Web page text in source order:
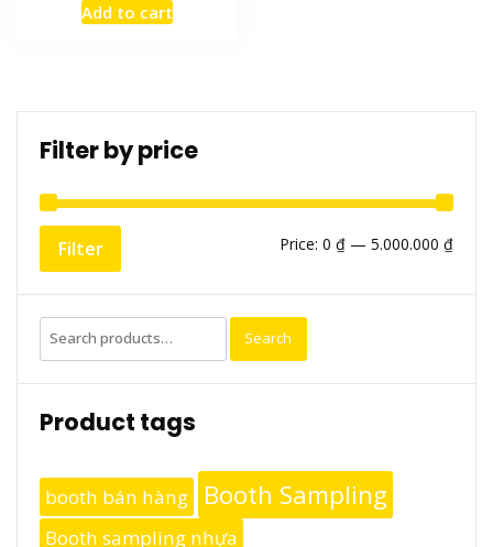
Add to cart
Filter by price
Min
Max
Filter Price: 0 ₫ — 5.000.000 ₫
Search
for:
Search
Product tags
booth bán hàng Booth Sampling
Booth sampling nhựa